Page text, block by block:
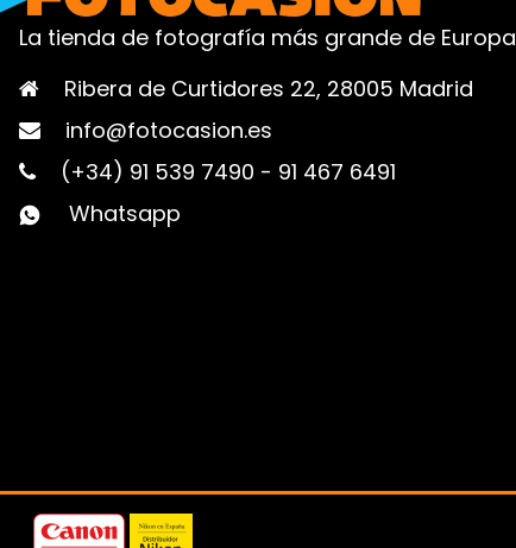
La tienda de fotografía más grande de Europa
Ribera de Curtidores 22, 28005 Madrid
info@fotocasion.es
(+34) 91 539 7490 - 91 467 6491
Whatsapp